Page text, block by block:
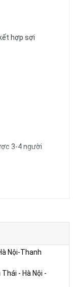
hợp sợi
3-4 người
Thanh Xuân, Hà
Nội-Thanh
- Hà Nội -